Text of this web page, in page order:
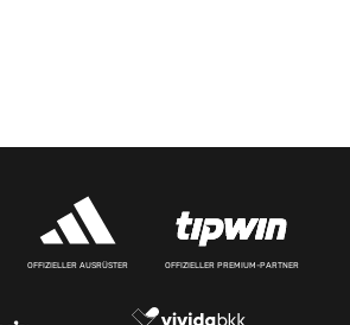
OFFIZIELLER AUSRÜSTER OFFIZIELLER PREMIUM-PARTNER